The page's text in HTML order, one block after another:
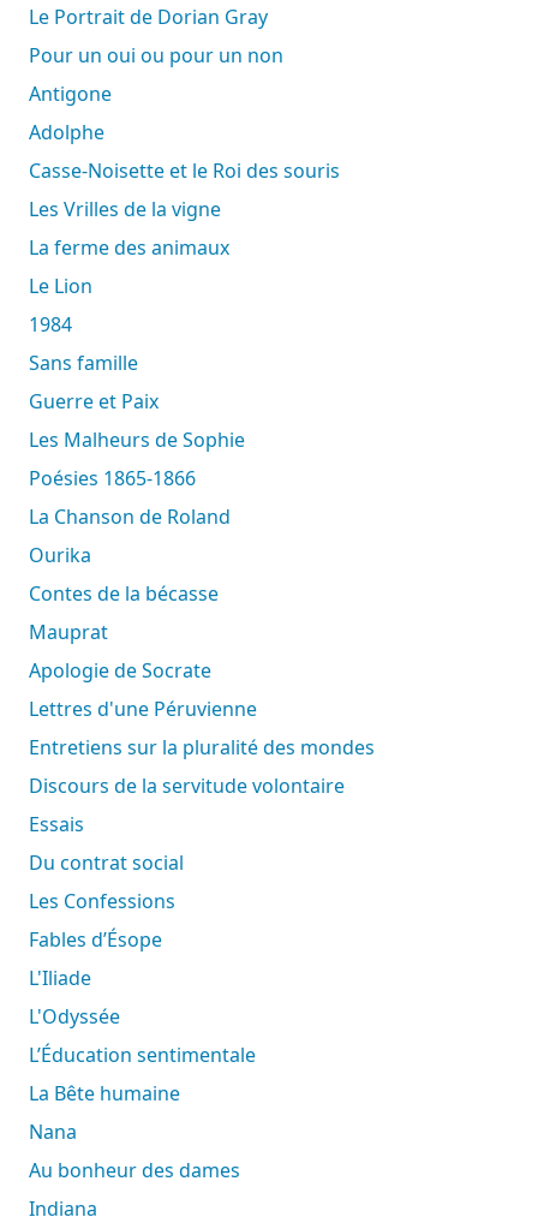
Le Portrait de Dorian Gray
Pour un oui ou pour un non
Antigone
Adolphe
Casse-Noisette et le Roi des souris
Les Vrilles de la vigne
La ferme des animaux
Le Lion
1984
Sans famille
Guerre et Paix
Les Malheurs de Sophie
Poésies 1865-1866
La Chanson de Roland
Ourika
Contes de la bécasse
Mauprat
Apologie de Socrate
Lettres d'une Péruvienne
Entretiens sur la pluralité des mondes
Discours de la servitude volontaire
Essais
Du contrat social
Les Confessions
Fables d’Ésope
L'Iliade
L'Odyssée
L’Éducation sentimentale
La Bête humaine
Nana
Au bonheur des dames
Indiana